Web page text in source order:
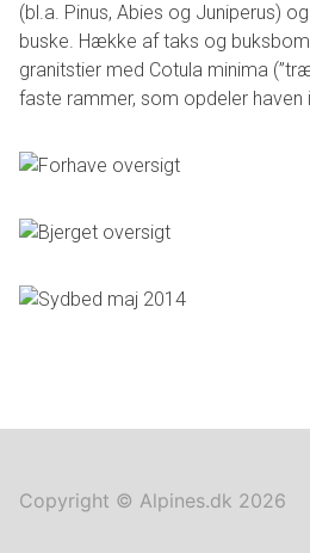
(bl.a. Pinus, Abies og Juniperus)
buske. Hække af taks og
granitstier med Cotula minima
faste rammer, som opdeler haven
Copyright © Alpines.dk 2026